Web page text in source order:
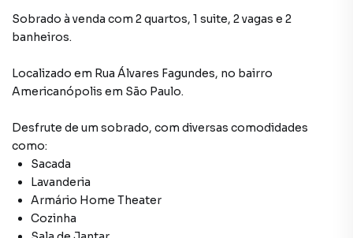
Armário Banheiro
Armário Cozinha
Sobrado à venda com 2 quartos, 1 suite, 2 vagas e 2
banheiros.
Localizado em Rua Álvares Fagundes, no bairro
Americanópolis em São Paulo.
Desfrute de um sobrado, com diversas comodidades
como:
Sacada
Lavanderia
Armário Home Theater
Cozinha